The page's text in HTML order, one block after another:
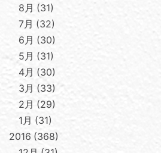
8月
31
7月
32
6月
30
5月
31
4月
30
3月
33
2月
29
1月
31
2016 368